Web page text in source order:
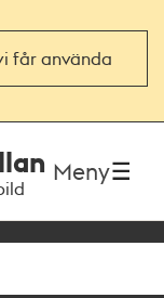
får använda
Meny